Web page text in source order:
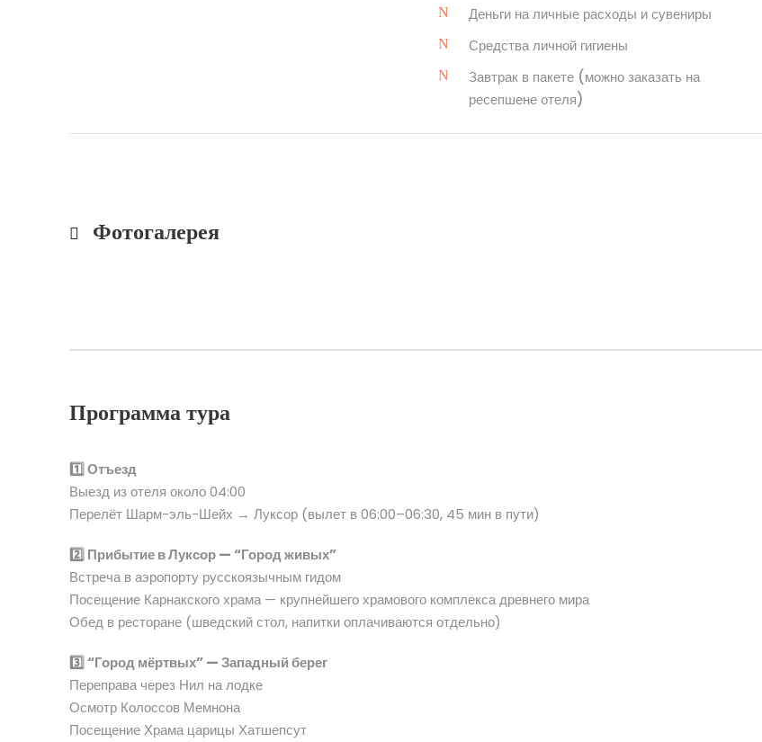
Деньги на личные расходы и сувениры
Средства личной гигиены
Завтрак в пакете (можно заказать на
ресепшене отеля)
Фотогалерея
Программа тура
1️⃣ Отъезд
Выезд из отеля около 04:00
Перелёт Шарм-эль-Шейх → Луксор (вылет в 06:00–06:30, 45 мин в пути)
2️⃣ Прибытие в Луксор — “Город живых”
Встреча в аэропорту русскоязычным гидом
Посещение Карнакского храма — крупнейшего храмового комплекса древнего мира
Обед в ресторане (шведский стол, напитки оплачиваются отдельно)
3️⃣ “Город мёртвых” — Западный берег
Переправа через Нил на лодке
Осмотр Колоссов Мемнона
Посещение Храма царицы Хатшепсут